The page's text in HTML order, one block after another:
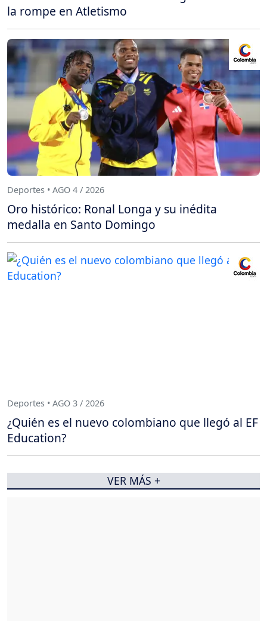
la rompe en Atletismo
Deportes • AGO 4 / 2026
Oro histórico: Ronal Longa y su inédita
medalla en Santo Domingo
Deportes • AGO 3 / 2026
¿Quién es el nuevo colombiano que llegó al EF
Education?
VER MÁS +